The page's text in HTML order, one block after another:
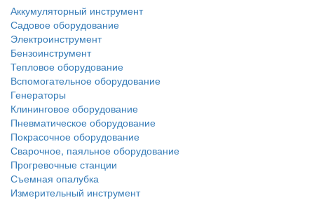
Аккумуляторный инструмент
Садовое оборудование
Электроинструмент
Бензоинструмент
Тепловое оборудование
Вспомогательное оборудование
Генераторы
Клининговое оборудование
Пневматическое оборудование
Покрасочное оборудование
Сварочное, паяльное оборудование
Прогревочные станции
Съемная опалубка
Измерительный инструмент